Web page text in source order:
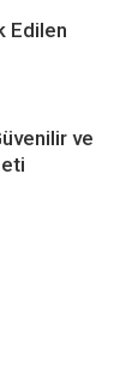
Edilen
ve